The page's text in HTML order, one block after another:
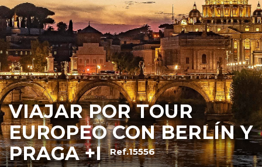
VIAJAR POR TOUR
EUROPEO CON BERLÍN Y
PRAGA +I Ref.15556